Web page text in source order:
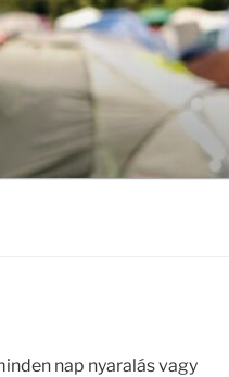
nap nyaralás vagy